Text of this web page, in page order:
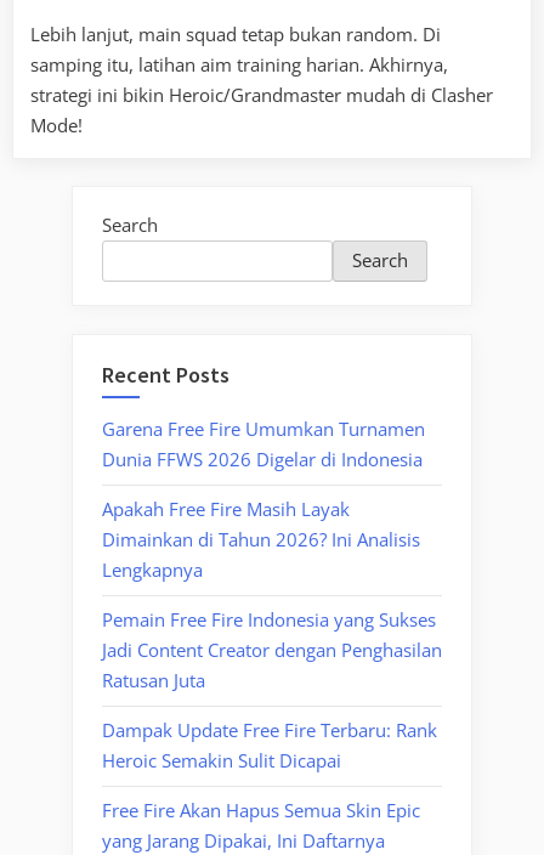
Lebih lanjut, main squad tetap bukan random. Di
samping itu, latihan aim training harian. Akhirnya,
strategi ini bikin Heroic/Grandmaster mudah di Clasher
Mode!
Search
Search
Recent Posts
Garena Free Fire Umumkan Turnamen
Dunia FFWS 2026 Digelar di Indonesia
Apakah Free Fire Masih Layak
Dimainkan di Tahun 2026? Ini Analisis
Lengkapnya
Pemain Free Fire Indonesia yang Sukses
Jadi Content Creator dengan Penghasilan
Ratusan Juta
Dampak Update Free Fire Terbaru: Rank
Heroic Semakin Sulit Dicapai
Free Fire Akan Hapus Semua Skin Epic
yang Jarang Dipakai, Ini Daftarnya